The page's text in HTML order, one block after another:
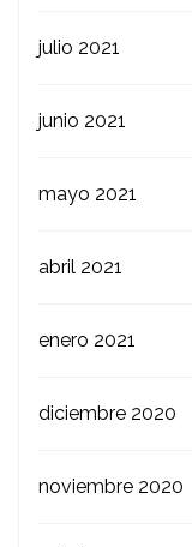
julio 2021
junio 2021
mayo 2021
abril 2021
enero 2021
diciembre 2020
noviembre 2020